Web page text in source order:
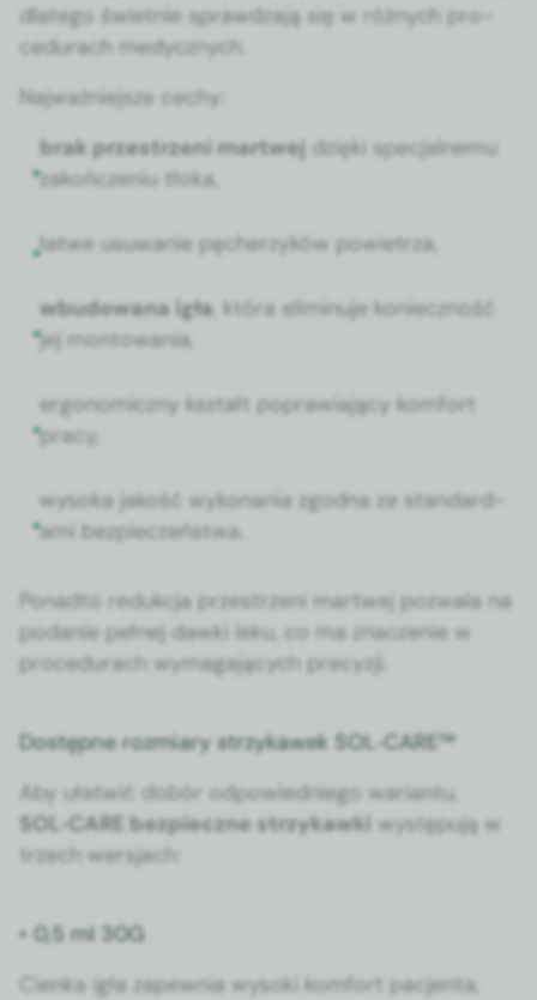
dlat­ego świet­nie sprawdza­ją się w różnych pro­
ce­du­rach medy­cznych.
Najważniejsze cechy:
brak przestrzeni martwej dzię­ki spec­jal­ne­mu
zakończe­niu tło­ka,
łatwe usuwanie pęcherzyków powi­etrza,
wbu­dowana igła , która elimin­u­je konieczność
jej mon­towa­nia,
ergonom­iczny ksz­tałt popraw­ia­ją­cy kom­fort
pra­cy,
wyso­ka jakość wyko­na­nia zgod­na ze stan­dar­d­
a­mi bez­pieczeńst­wa.
Pon­ad­to redukc­ja przestrzeni martwej pozwala na
podanie pełnej daw­ki leku, co ma znacze­nie w
pro­ce­du­rach wyma­ga­ją­cych pre­cyzji.
Dostępne rozmiary strzykawek SOL‑CARE™
Aby ułatwić dobór odpowied­niego wari­antu,
SOL‑CARE bez­pieczne strzykaw­ki wys­tępu­ją w
trzech wer­s­jach:
• 0,5 ml 30G
Cien­ka igła zapew­nia wyso­ki kom­fort pac­jen­ta,